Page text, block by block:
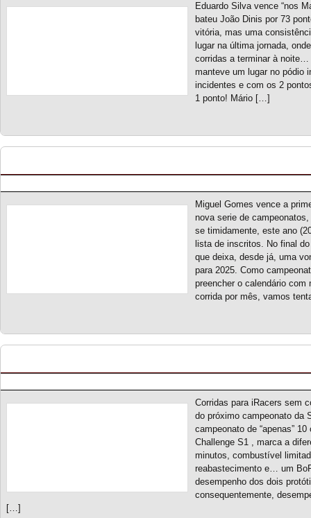
Eduardo Silva vence “nos
bateu João Dinis por 73
vitória, mas uma
lugar na última jornada,
corridas a terminar à noite…
manteve um lugar no pódio
incidentes e com os 2
1 ponto! Mário […]
Miguel Gomes vence a
nova serie de
se timidamente, este ano
lista de inscritos. No final
que deixa, desde já, uma
para 2025. Como
preencher o calendário
corrida por mês, vamos
Corridas para iRacers sem
do próximo campeonato da
campeonato de “apenas”
Challenge S1 , marca a
minutos, combustível
reabastecimento e… um
desempenho dos dois
consequentemente,
[…]